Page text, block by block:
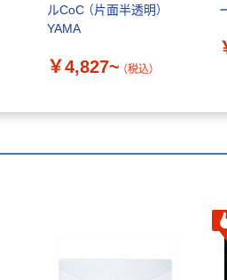
ルCoC （片面半透明）
YAMA
￥4,827~ （税込）